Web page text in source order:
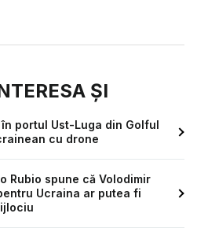
ȘI
portul Ust-Luga din Golful
cu drone
Rubio spune că Volodimir
Ucraina ar putea fi